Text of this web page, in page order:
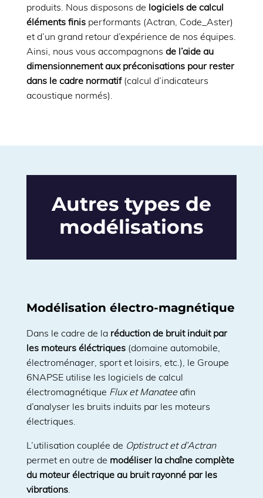
produits. Nous disposons de logiciels de calcul
éléments finisperformants (Actran, Code_Aster)
et d’un grand retour d’expérience de nos équipes.
Ainsi, nous vous accompagnons de l’aide au
dimensionnement aux préconisations pour rester
dans le cadre normatif(calcul d’indicateurs
acoustique normés).
Autres types de
modélisations
Modélisation électro-magnétique
Dans le cadre de la réduction de bruit induit par
les moteurs éléctriques(domaine automobile,
électroménager, sport et loisirs, etc.), le Groupe
6NAPSE utilise les logiciels de calcul
électromagnétique Flux et Manateeafin
d’analyser les bruits induits par les moteurs
électriques.
L’utilisation couplée de Optistruct et d’Actran
permet en outre de modéliser la chaîne complète
du moteur électrique au bruit rayonné par les
vibrations.